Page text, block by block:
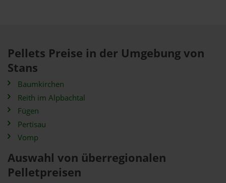
Pellets Preise in der Umgebung von
Stans
Baumkirchen
Reith im Alpbachtal
Fügen
Pertisau
Vomp
Auswahl von überregionalen
Pelletpreisen